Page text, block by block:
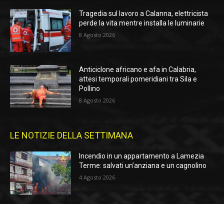
Tragedia sul lavoro a Calanna, elettricista
perde la vita mentre installa le luminarie
8 Agosto 2026
Anticiclone africano e afa in Calabria,
attesi temporali pomeridiani tra Sila e
Pollino
8 Agosto 2026
LE NOTIZIE DELLA SETTIMANA
Incendio in un appartamento a Lamezia
Terme: salvati un’anziana e un cagnolino
4 Agosto 2026